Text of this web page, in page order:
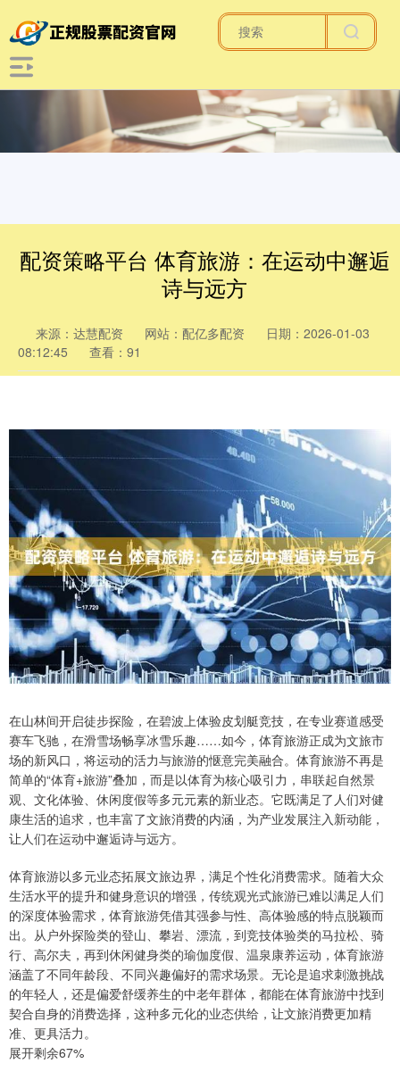
配资策略平台 体育旅游：在运动中邂逅
诗与远方
来源：达慧配资 网站：配亿多配资
日期：2026-01-03
08:12:45
查看：91
在山林间开启徒步探险，在碧波上体验皮划艇竞技，在专业赛道感受
赛车飞驰，在滑雪场畅享冰雪乐趣……如今，体育旅游正成为文旅市
场的新风口，将运动的活力与旅游的惬意完美融合。体育旅游不再是
简单的“体育+旅游”叠加，而是以体育为核心吸引力，串联起自然景
观、文化体验、休闲度假等多元元素的新业态。它既满足了人们对健
康生活的追求，也丰富了文旅消费的内涵，为产业发展注入新动能，
让人们在运动中邂逅诗与远方。
体育旅游以多元业态拓展文旅边界，满足个性化消费需求。随着大众
生活水平的提升和健身意识的增强，传统观光式旅游已难以满足人们
的深度体验需求，体育旅游凭借其强参与性、高体验感的特点脱颖而
出。从户外探险类的登山、攀岩、漂流，到竞技体验类的马拉松、骑
行、高尔夫，再到休闲健身类的瑜伽度假、温泉康养运动，体育旅游
涵盖了不同年龄段、不同兴趣偏好的需求场景。无论是追求刺激挑战
的年轻人，还是偏爱舒缓养生的中老年群体，都能在体育旅游中找到
契合自身的消费选择，这种多元化的业态供给，让文旅消费更加精
准、更具活力。
展开剩余67%